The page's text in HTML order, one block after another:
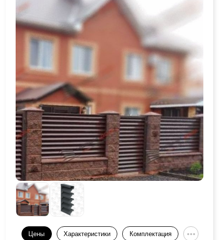
Цены Характеристики Комплектация